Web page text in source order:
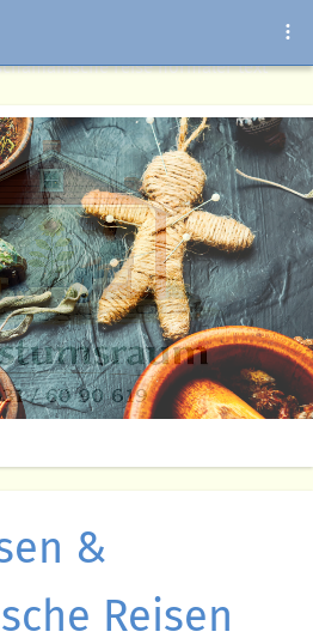
reise normaler text
&
Reisen